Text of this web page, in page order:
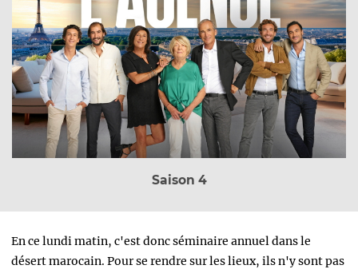
Saison 4
En ce lundi matin, c'est donc séminaire annuel dans le
désert marocain. Pour se rendre sur les lieux, ils n'y sont pas